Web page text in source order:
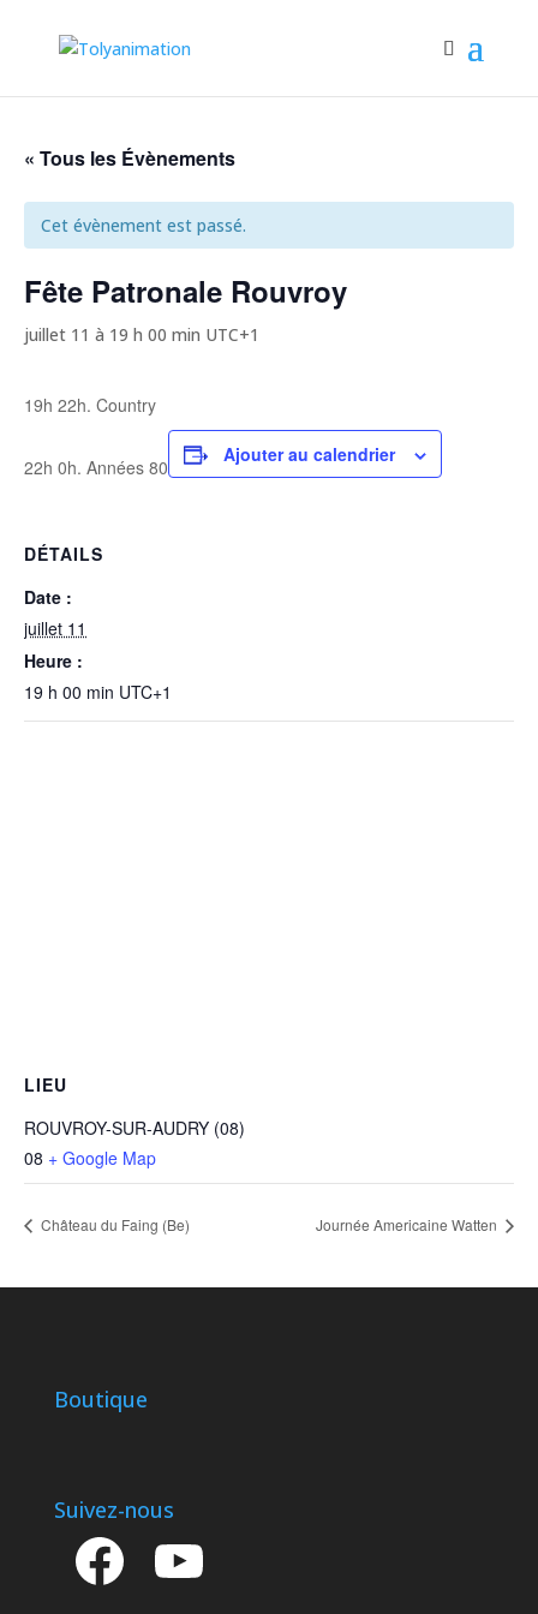
« Tous les Évènements
Cet évènement est passé.
Fête Patronale Rouvroy
juillet 11 à 19 h 00 min UTC+1
19h 22h. Country
22h 0h. Années 80
Ajouter au calendrier
DÉTAILS
Date :
juillet 11
Heure :
19 h 00 min UTC+1
LIEU
ROUVROY-SUR-AUDRY (08)
08 + Google Map
Château du Faing (Be) Journée Americaine Watten
Boutique
Suivez-nous
Facebook YouTube